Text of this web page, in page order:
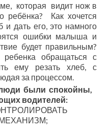
которая видит нож в
ребёнка? Как хочется
и дать его, это намного
ошибки малыша и
будет правильным?
обращаться с
ему резать хлеб, с
за процессом.
были спокойны,
водителей: